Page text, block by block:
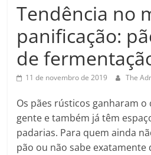
Tendência no
panificação:
de
11 de novembro de 2019 The
Os pães rústicos ganharam
gente e também já têm
padarias. Para quem ainda
pão ou não sabe exatamente